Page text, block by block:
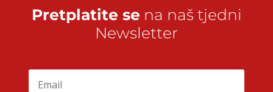
Pretplatite se na naš tjedni
Newsletter